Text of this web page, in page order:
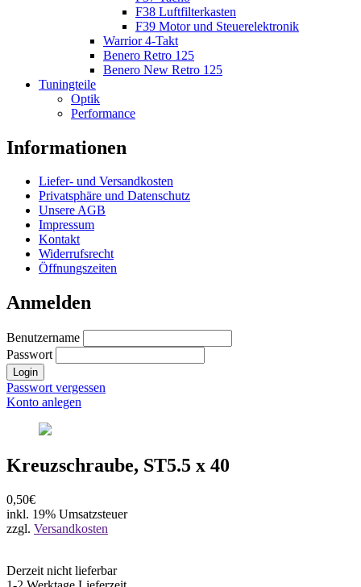
F38 Luftfilterkasten
F39 Motor und Steuerelektronik
Warrior 4-Takt
Benero Retro 125
Benero New Retro 125
Tuningteile
Optik
Performance
Informationen
Liefer- und Versandkosten
Privatsphäre und Datenschutz
Unsere AGB
Impressum
Kontakt
Widerrufsrecht
Öffnungszeiten
Anmelden
Benutzername
Passwort
Login
Passwort vergessen
Konto anlegen
Kreuzschraube, ST5.5 x 40
0,50€
inkl. 19% Umsatzsteuer
zzgl. Versandkosten
Derzeit nicht lieferbar